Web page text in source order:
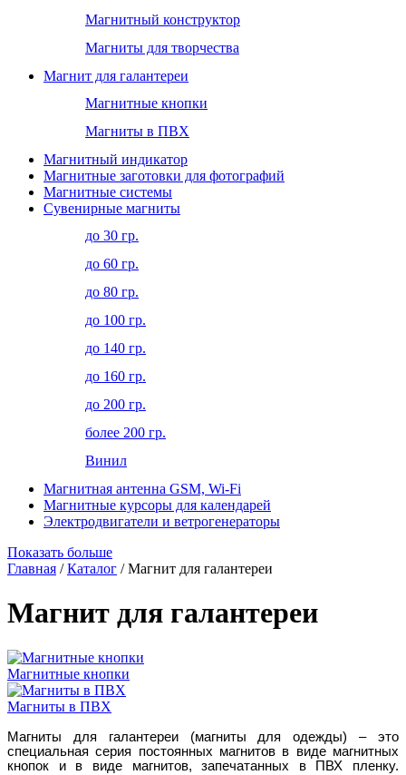
Магнитный конструктор
Магниты для творчества
Магнит для галантереи
Магнитные кнопки
Магниты в ПВХ
Магнитный индикатор
Магнитные заготовки для фотографий
Магнитные системы
Сувенирные магниты
до 30 гр.
до 60 гр.
до 80 гр.
до 100 гр.
до 140 гр.
до 160 гр.
до 200 гр.
более 200 гр.
Винил
Магнитная антенна GSM, Wi-Fi
Магнитные курсоры для календарей
Электродвигатели и ветрогенераторы
Показать больше
Главная /Каталог / Магнит для галантереи
Магнит для галантереи
Магнитные кнопки
Магниты в ПВХ
Магниты для галантереи (магниты для одежды) – это
специальная серия постоянных магнитов в виде магнитных
кнопок и в виде магнитов, запечатанных в ПВХ пленку.